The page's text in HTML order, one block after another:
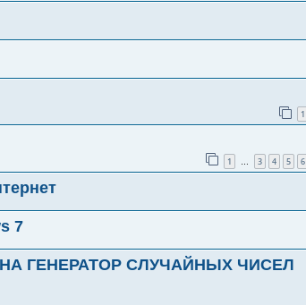
1
1 … 3 4 5 6
7
ГЕНЕРАТОР СЛУЧАЙНЫХ ЧИСЕЛ